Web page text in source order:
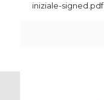
iniziale-signed.pdf